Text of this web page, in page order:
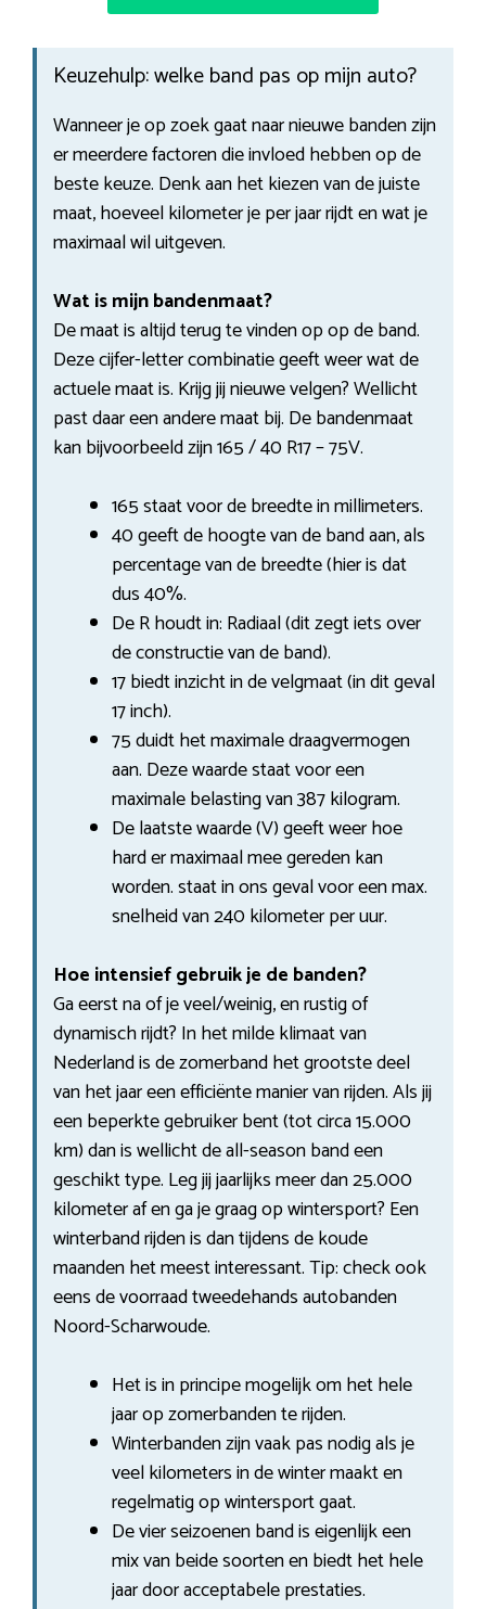
Keuzehulp: welke band pas op mijn auto?
Wanneer je op zoek gaat naar nieuwe banden zijn
er meerdere factoren die invloed hebben op de
beste keuze. Denk aan het kiezen van de juiste
maat, hoeveel kilometer je per jaar rijdt en wat je
maximaal wil uitgeven.
Wat is mijn bandenmaat?
De maat is altijd terug te vinden op op de band.
Deze cijfer-letter combinatie geeft weer wat de
actuele maat is. Krijg jij nieuwe velgen? Wellicht
past daar een andere maat bij. De bandenmaat
kan bijvoorbeeld zijn 165 / 40 R17 – 75V.
165 staat voor de breedte in millimeters.
40 geeft de hoogte van de band aan, als
percentage van de breedte (hier is dat
dus 40%.
De R houdt in: Radiaal (dit zegt iets over
de constructie van de band).
17 biedt inzicht in de velgmaat (in dit geval
17 inch).
75 duidt het maximale draagvermogen
aan. Deze waarde staat voor een
maximale belasting van 387 kilogram.
De laatste waarde (V) geeft weer hoe
hard er maximaal mee gereden kan
worden. staat in ons geval voor een max.
snelheid van 240 kilometer per uur.
Hoe intensief gebruik je de banden?
Ga eerst na of je veel/weinig, en rustig of
dynamisch rijdt? In het milde klimaat van
Nederland is de zomerband het grootste deel
van het jaar een efficiënte manier van rijden. Als jij
een beperkte gebruiker bent (tot circa 15.000
km) dan is wellicht de all-season band een
geschikt type. Leg jij jaarlijks meer dan 25.000
kilometer af en ga je graag op wintersport? Een
winterband rijden is dan tijdens de koude
maanden het meest interessant. Tip: check ook
eens de voorraad tweedehands autobanden
Noord-Scharwoude.
Het is in principe mogelijk om het hele
jaar op zomerbanden te rijden.
Winterbanden zijn vaak pas nodig als je
veel kilometers in de winter maakt en
regelmatig op wintersport gaat.
De vier seizoenen band is eigenlijk een
mix van beide soorten en biedt het hele
jaar door acceptabele prestaties.